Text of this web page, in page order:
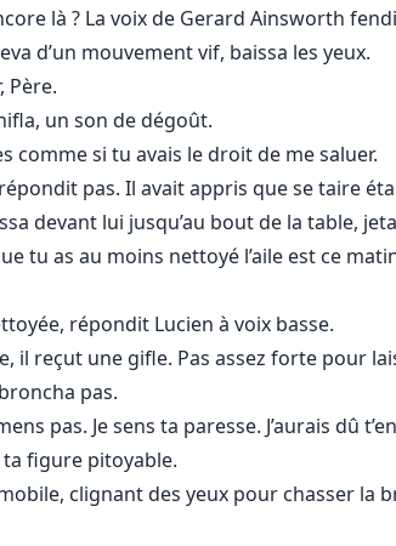
Impitoyable. Homophobe.
Zayn ignore…
porte plus que de la douleur.
secret qui défie la biologie, la logique, et
porter un héritier.
commencé comme une punition devient
comme de la haine se met à
là ? La voix de Gerard Ainsworth
d’un mouvement vif, baissa les yeux.
Père.
un son de dégoût.
comme si tu avais le droit de me saluer.
pas. Il avait appris que se taire
devant lui jusqu’au bout de la table,
tu as au moins nettoyé l’aile est ce
répondit Lucien à voix basse.
il reçut une gifle. Pas assez forte pour
pas.
pas. Je sens ta paresse. J’aurais dû
figure pitoyable.
clignant des yeux pour chasser la